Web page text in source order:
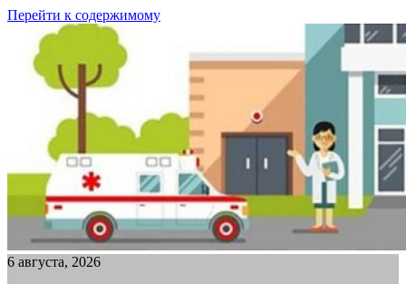
Перейти к содержимому
6 августа, 2026